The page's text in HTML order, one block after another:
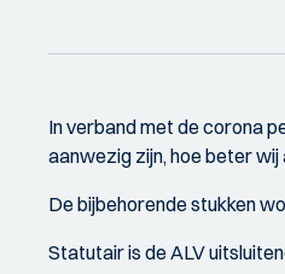
In verband met de corona
aanwezig zijn, hoe beter
De bijbehorende stukken
Statutair is de ALV